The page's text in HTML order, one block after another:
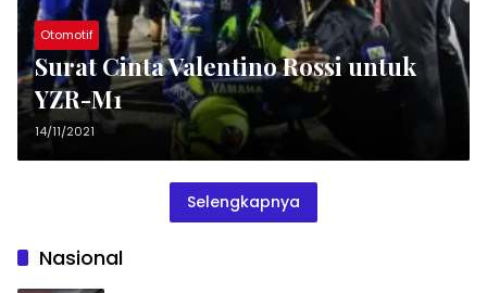
Otomotif
Surat Cinta Valentino Rossi untuk
YZR-M1
14/11/2021
Selengkapnya
Nasional